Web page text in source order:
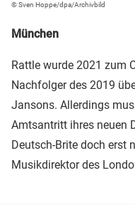
© Sven Hoppe/dpa/Archivbild
München
Rattle wurde 2021 zum
Nachfolger des 2019
Jansons. Allerdings
Amtsantritt ihres neuen
Deutsch-Brite doch erst
Musikdirektor des